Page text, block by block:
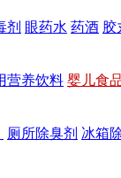
剂 眼药水 药酒 胶
营养饮料 婴儿食
厕所除臭剂 冰箱